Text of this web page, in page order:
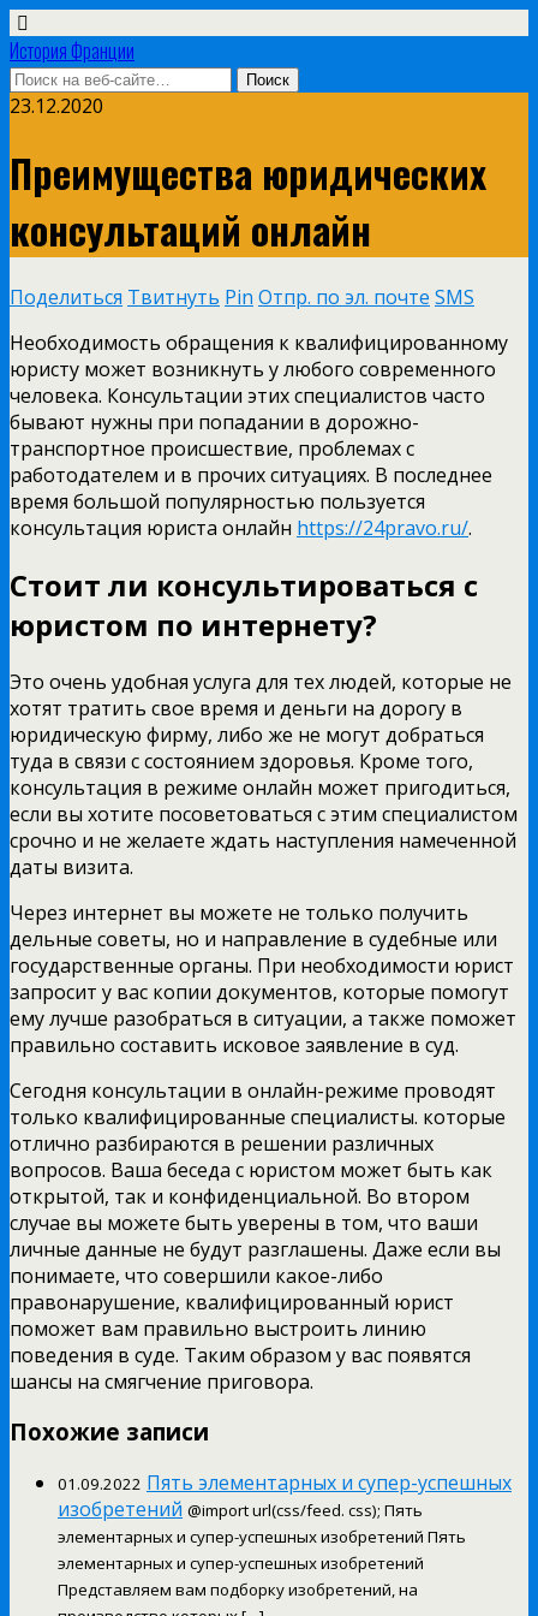
История Франции
23.12.2020
Преимущества юридических
консультаций онлайн
Поделиться Твитнуть Pin Отпр. по эл. почте SMS
Необходимость обращения к квалифицированному
юристу может возникнуть у любого современного
человека. Консультации этих специалистов часто
бывают нужны при попадании в дорожно-
транспортное происшествие, проблемах с
работодателем и в прочих ситуациях. В последнее
время большой популярностью пользуется
консультация юриста онлайн https://24pravo.ru/.
Стоит ли консультироваться с
юристом по интернету?
Это очень удобная услуга для тех людей, которые не
хотят тратить свое время и деньги на дорогу в
юридическую фирму, либо же не могут добраться
туда в связи с состоянием здоровья. Кроме того,
консультация в режиме онлайн может пригодиться,
если вы хотите посоветоваться с этим специалистом
срочно и не желаете ждать наступления намеченной
даты визита.
Через интернет вы можете не только получить
дельные советы, но и направление в судебные или
государственные органы. При необходимости юрист
запросит у вас копии документов, которые помогут
ему лучше разобраться в ситуации, а также поможет
правильно составить исковое заявление в суд.
Сегодня консультации в онлайн-режиме проводят
только квалифицированные специалисты. которые
отлично разбираются в решении различных
вопросов. Ваша беседа с юристом может быть как
открытой, так и конфиденциальной. Во втором
случае вы можете быть уверены в том, что ваши
личные данные не будут разглашены. Даже если вы
понимаете, что совершили какое-либо
правонарушение, квалифицированный юрист
поможет вам правильно выстроить линию
поведения в суде. Таким образом у вас появятся
шансы на смягчение приговора.
Похожие записи
01.09.2022 Пять элементарных и супер-успешных
изобретений @import url(css/feed. css); Пять
элементарных и супер-успешных изобретений Пять
элементарных и супер-успешных изобретений
Представляем вам подборку изобретений, на